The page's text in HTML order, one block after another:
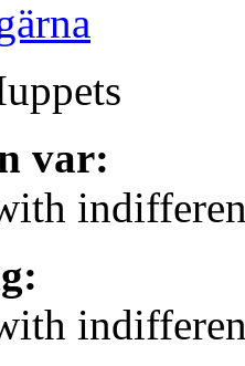
var: